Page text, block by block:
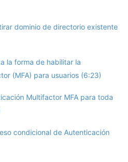
dominio de directorio existente
la forma de habilitar la
(MFA) para usuarios (6:23)
Multifactor MFA para toda
condicional de Autenticación